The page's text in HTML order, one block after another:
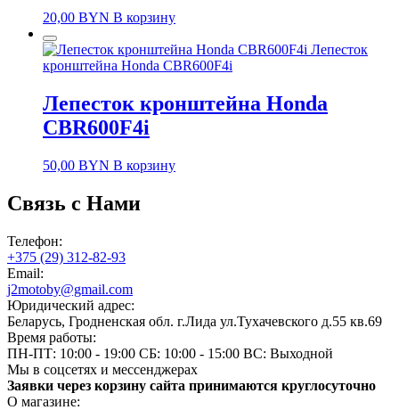
20,00 BYN В корзину
Лепесток
кронштейна Honda CBR600F4i
Лепесток кронштейна Honda
CBR600F4i
50,00 BYN В корзину
Связь с Нами
Телефон:
+375 (29) 312-82-93
Email:
j2motoby@gmail.com
Юридический адрес:
Беларусь, Гродненская обл. г.Лида ул.Тухачевского д.55 кв.69
Время работы:
ПН-ПТ: 10:00 - 19:00 СБ: 10:00 - 15:00 ВС: Выходной
Мы в соцсетях и мессенджерах
Заявки через корзину сайта принимаются круглосуточно
О магазине: